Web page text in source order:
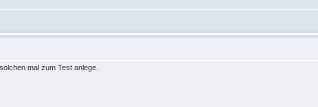
mal zum Test anlege.